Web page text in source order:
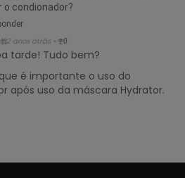
o condionador?
2 anos atrás • 0
tarde! Tudo bem?
é importante o uso do
após uso da máscara Hydrator.